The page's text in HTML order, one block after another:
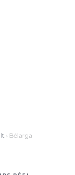
› Bélarga